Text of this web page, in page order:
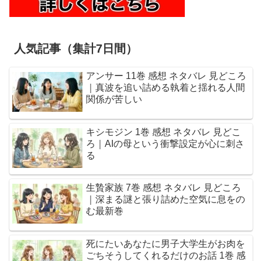
人気記事（集計7日間）
アンサー 11巻 感想 ネタバレ 見どころ
｜真波を追い詰める執着と揺れる人間
関係が苦しい
キシモジン 1巻 感想 ネタバレ 見どこ
ろ｜AIの母という衝撃設定が心に刺さ
る
生贄家族 7巻 感想 ネタバレ 見どころ
｜深まる謎と張り詰めた空気に息をの
む最新巻
死にたいあなたに男子大学生がお肉を
ごちそうしてくれるだけのお話 1巻 感